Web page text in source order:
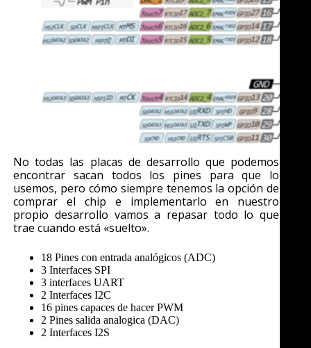
No todas las placas de desarrollo que podemos
encontrar sacan todos los pines para que lo
usemos, pero cómo siempre tenemos la opción de
comprar el chip e implementarlo en nuestro
propio desarrollo vamos a repasar todo lo que
trae cuando está «suelto».
18 Pines con entrada analógicos (ADC)
3 Interfaces SPI
3 interfaces UART
2 Interfaces I2C
16 pines capaces de hacer PWM
2 Pines salida analogica (DAC)
2 Interfaces I2S